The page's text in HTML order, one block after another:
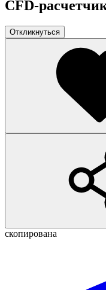
CFD-
Откликнуться
скопирована